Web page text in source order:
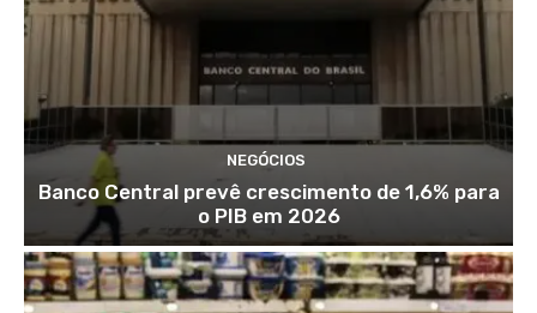
NEGÓCIOS
Banco Central prevê crescimento de 1,6% para
o PIB em 2026